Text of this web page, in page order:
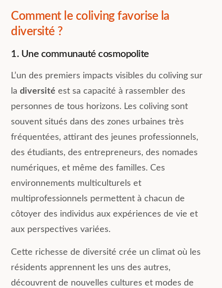
Comment le coliving favorise la
diversité ?
1. Une communauté cosmopolite
L’un des premiers impacts visibles du coliving sur
ladiversité est sa capacité à rassembler des
personnes de tous horizons. Les coliving sont
souvent situés dans des zones urbaines très
fréquentées, attirant des jeunes professionnels,
des étudiants, des entrepreneurs, des nomades
numériques, et même des familles. Ces
environnements multiculturels et
multiprofessionnels permettent à chacun de
côtoyer des individus aux expériences de vie et
aux perspectives variées.
Cette richesse de diversité crée un climat où les
résidents apprennent les uns des autres,
découvrent de nouvelles cultures et modes de